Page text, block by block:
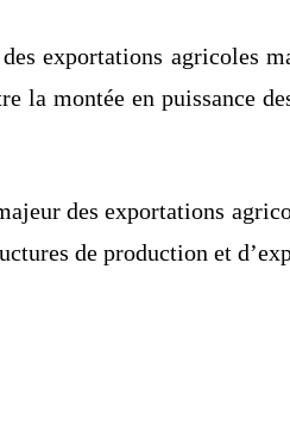
exportations agricoles
montée en puissance
des exportations
de production et